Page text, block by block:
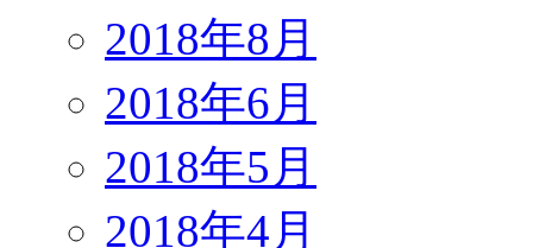
2018年8月
2018年6月
2018年5月
2018年4月